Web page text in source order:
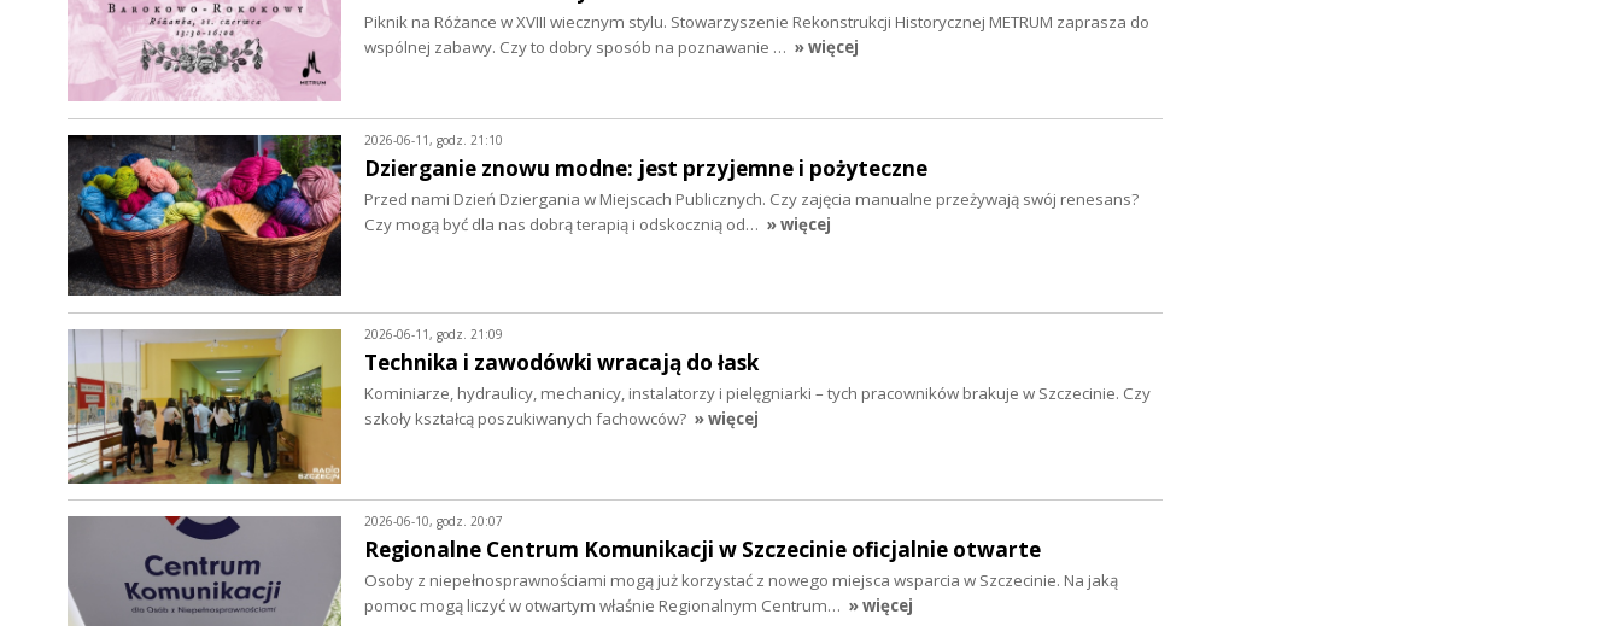
Piknik na Różance w XVIII wiecznym stylu. Stowarzyszenie Rekonstrukcji Historycznej METRUM zaprasza do
wspólnej zabawy. Czy to dobry sposób na poznawanie … » więcej
2026-06-11, godz. 21:10
Dzierganie znowu modne: jest przyjemne i pożyteczne
Przed nami Dzień Dziergania w Miejscach Publicznych. Czy zajęcia manualne przeżywają swój renesans?
Czy mogą być dla nas dobrą terapią i odskocznią od… » więcej
2026-06-11, godz. 21:09
Technika i zawodówki wracają do łask
Kominiarze, hydraulicy, mechanicy, instalatorzy i pielęgniarki – tych pracowników brakuje w Szczecinie. Czy
szkoły kształcą poszukiwanych fachowców? » więcej
2026-06-10, godz. 20:07
Regionalne Centrum Komunikacji w Szczecinie oficjalnie otwarte
Osoby z niepełnosprawnościami mogą już korzystać z nowego miejsca wsparcia w Szczecinie. Na jaką
pomoc mogą liczyć w otwartym właśnie Regionalnym Centrum… » więcej